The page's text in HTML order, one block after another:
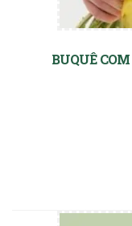
BUQUÊ